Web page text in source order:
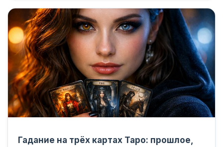
Гадание на трёх картах Таро: прошлое,